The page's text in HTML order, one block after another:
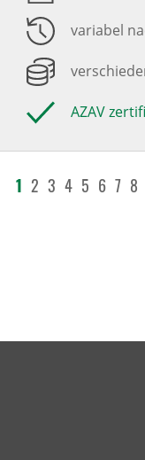
variabel
AZAV
1 2 3 4 5 6 7 8